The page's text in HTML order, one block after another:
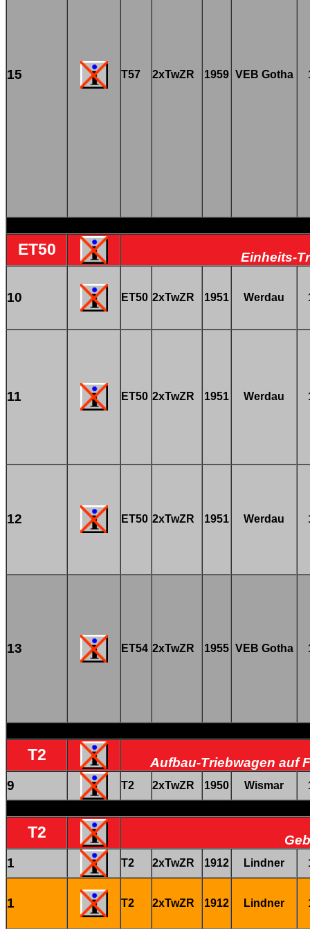
15 T57 2xTwZR 1959 VEB Gotha
ET50 Einheits-
10 ET50 2xTwZR 1951 Werdau
11 ET50 2xTwZR 1951 Werdau
12 ET50 2xTwZR 1951 Werdau
13 ET54 2xTwZR 1955 VEB Gotha
T2
Aufbau-Triebwagen auf
9
T2 2xTwZR 1950 Wismar
T2
1
T2 2xTwZR 1912 Lindner
1 T2 2xTwZR 1912 Lindner